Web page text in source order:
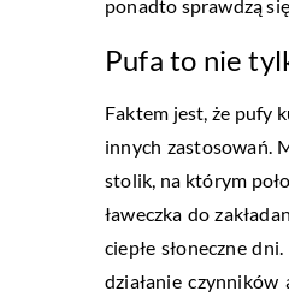
ponadto sprawdzą
Pufa to nie
Faktem jest, że pufy
innych zastosowań.
stolik, na którym
ławeczka do
ciepłe słoneczne
działanie